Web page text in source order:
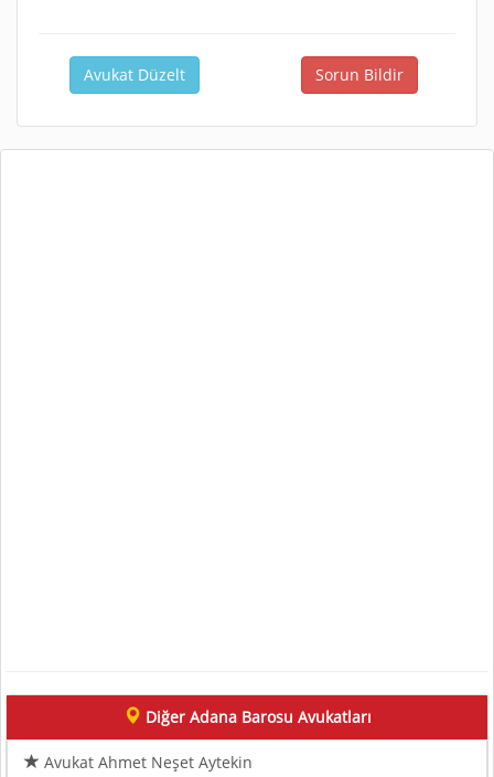
Avukat Düzelt Sorun Bildir
Diğer Adana Barosu Avukatları
Avukat Ahmet Neşet Aytekin